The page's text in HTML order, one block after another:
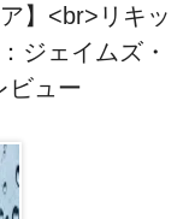
】<br>リキッ
ジェイムズ・
ビュー